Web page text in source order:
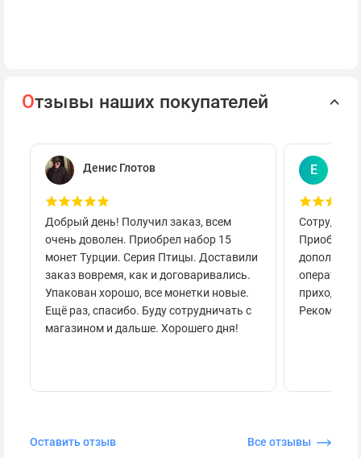
Отзывы наших покупателей
Денис Глотов
Добрый день! Получил заказ, всем
очень доволен. Приобрел набор 15
монет Турции. Серия Птицы. Доставили
заказ вовремя, как и договаривались.
Упакован хорошо, все монетки новые.
Ещё раз, спасибо. Буду сотрудничать с
магазином и дальше. Хорошего дня!
Е
приходило
Оставить отзыв Все отзывы